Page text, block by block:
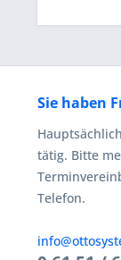
Sie haben
tätig. Bitte
Telefon.